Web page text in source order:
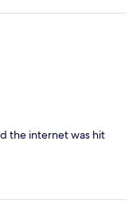
the internet was hit